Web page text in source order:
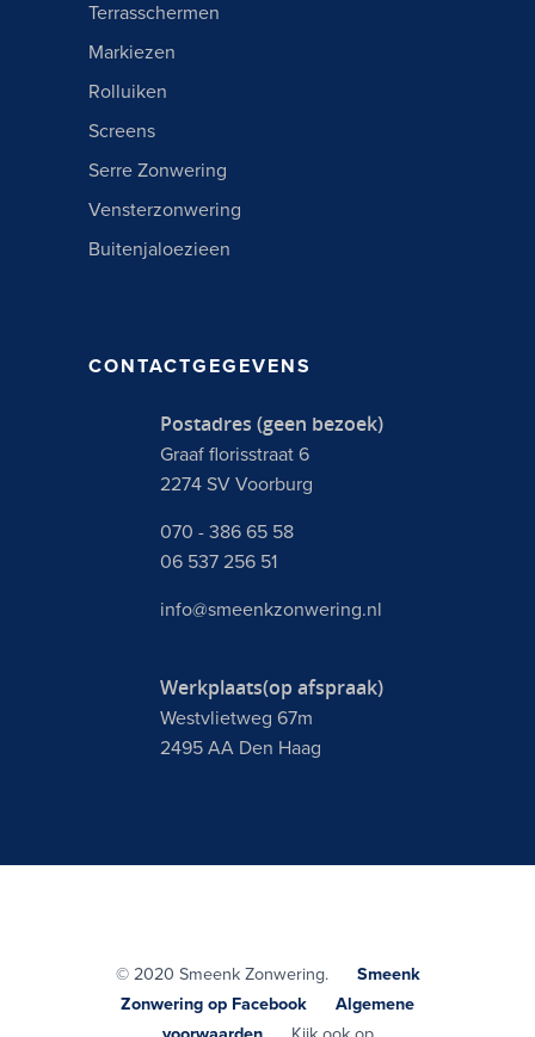
Terrasschermen
Markiezen
Rolluiken
Screens
Serre Zonwering
Vensterzonwering
Buitenjaloezieen
CONTACTGEGEVENS
Postadres (geen bezoek)
Graaf florisstraat 6
2274 SV Voorburg
070 - 386 65 58
06 537 256 51
info@smeenkzonwering.nl
Werkplaats(op afspraak)
Westvlietweg 67m
2495 AA Den Haag
© 2020 Smeenk Zonwering. Smeenk
Zonwering op Facebook
Algemene